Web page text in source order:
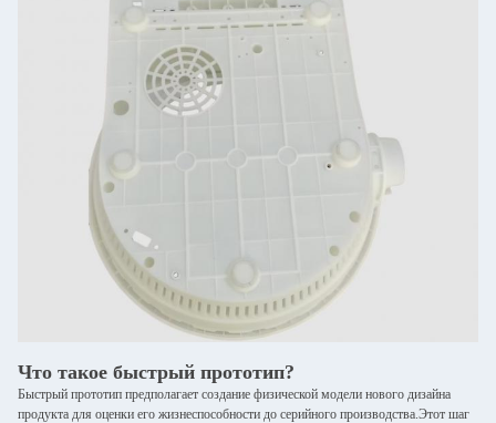
Что такое быстрый прототип?
Быстрый прототип предполагает создание физической модели нового дизайна
продукта для оценки его жизнеспособности до серийного производства.Этот шаг